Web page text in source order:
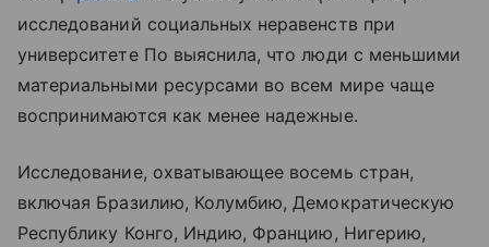
исследований социальных неравенств при
университете По выяснила, что люди с меньшими
материальными ресурсами во всем мире чаще
воспринимаются как менее надежные.
Исследование, охватывающее восемь стран,
включая Бразилию, Колумбию, Демократическую
Республику Конго, Индию, Францию, Нигерию,